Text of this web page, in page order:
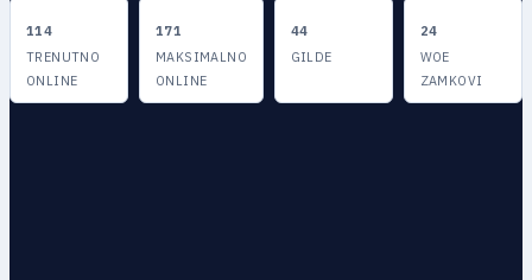
114
TRENUTNO
ONLINE
171
MAKSIMALNO
ONLINE
44
GILDE
24
WOE
ZAMKOVI